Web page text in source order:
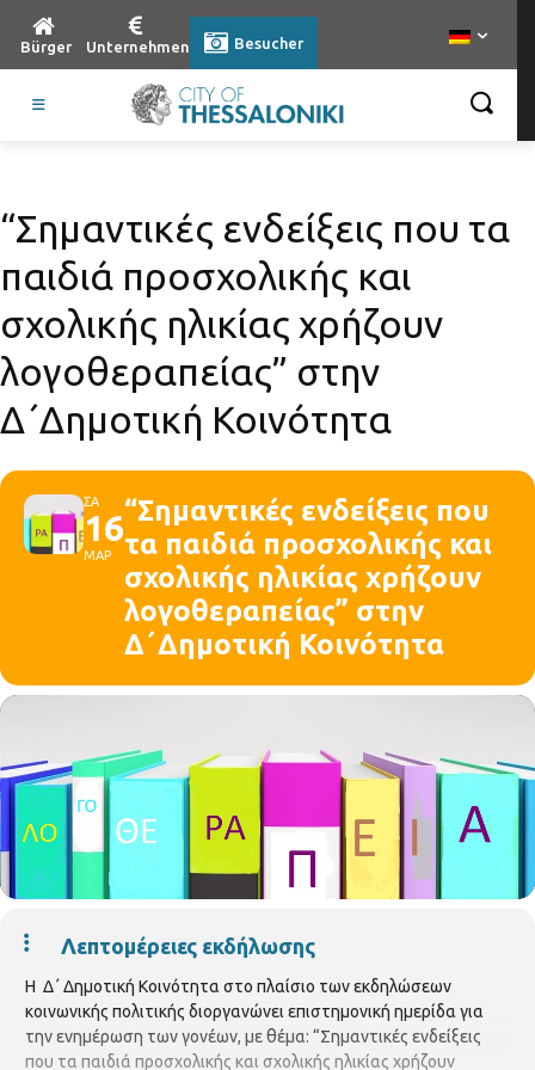
Bürger Unternehmen Besucher
“Σημαντικές ενδείξεις που τα
παιδιά προσχολικής και
σχολικής ηλικίας χρήζουν
λογοθεραπείας” στην
Δ΄Δημοτική Κοινότητα
ΣΑ
16
ΜΑΡ
“Σημαντικές ενδείξεις που
τα παιδιά προσχολικής και
σχολικής ηλικίας χρήζουν
λογοθεραπείας” στην
Δ΄Δημοτική Κοινότητα
Λεπτομέρειες εκδήλωσης
Η Δ΄ Δημοτική Κοινότητα στο πλαίσιο των εκδηλώσεων
κοινωνικής πολιτικής διοργανώνει επιστημονική ημερίδα για
την ενημέρωση των γονέων, με θέμα: “Σημαντικές ενδείξεις
που τα παιδιά προσχολικής και σχολικής ηλικίας χρήζουν